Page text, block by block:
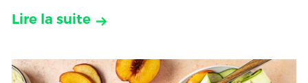
Lire la suite